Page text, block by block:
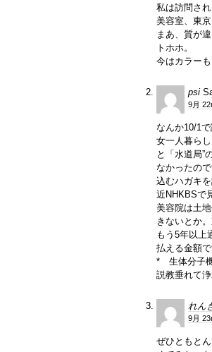
私は訪問さ
美容室、東
まあ、質が
トホホ。
今はカラー
psi
9月
なんか10/1
女一人暮ら
と「水道局”
なかったの
込むハガキ
近NHKBSで
美容院は土
きないとか
もう5年以上
払える金額で
* 生体分子機
説教垂れて
れん
9月
ぜひともと